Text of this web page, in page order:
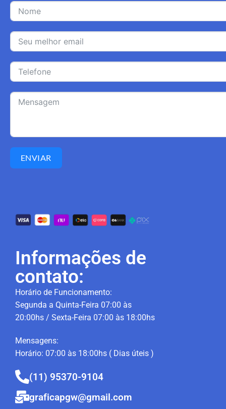
ENVIAR
Informações de
contato:
Horário de Funcionamento:
Segunda a Quinta-Feira 07:00 às
20:00hs / Sexta-Feira 07:00 às 18:00hs
Mensagens:
Horário: 07:00 às 18:00hs ( Dias úteis )
(11) 95370-9104
graficapgw@gmail.com